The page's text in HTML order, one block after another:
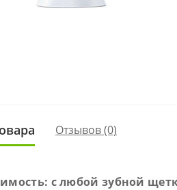
Отзывов (0)
с любой зубной